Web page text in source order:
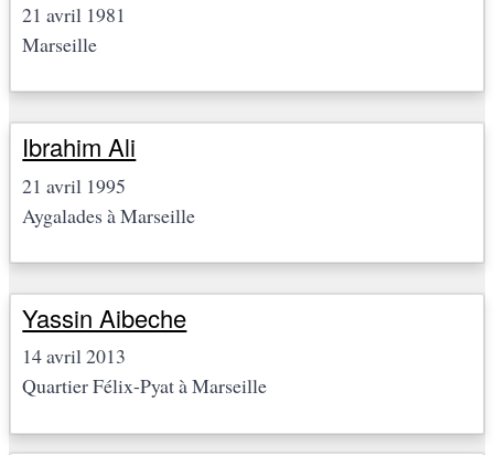
21 avril 1981
Marseille
Ibrahim Ali
21 avril 1995
Aygalades à Marseille
Yassin Aibeche
14 avril 2013
Quartier Félix-Pyat à Marseille